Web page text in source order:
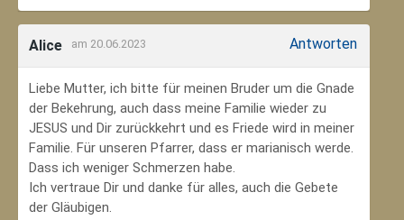
Alice am 20.06.2023 Antworten
Liebe Mutter, ich bitte für meinen Bruder um die Gnade
der Bekehrung, auch dass meine Familie wieder zu
JESUS und Dir zurückkehrt und es Friede wird in meiner
Familie. Für unseren Pfarrer, dass er marianisch werde.
Dass ich weniger Schmerzen habe.
Ich vertraue Dir und danke für alles, auch die Gebete
der Gläubigen.